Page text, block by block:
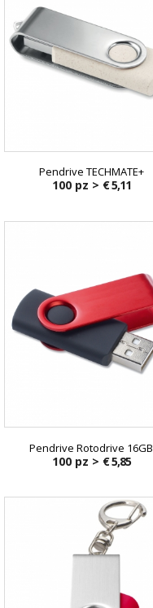
Pendrive TECHMATE+
100 pz > € 5,11
Pendrive Rotodrive 16GB
100 pz > € 5,85